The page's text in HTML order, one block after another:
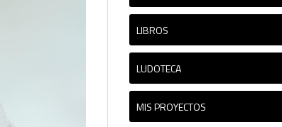
LIBROS
LUDOTECA
MIS PROYECTOS